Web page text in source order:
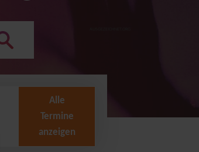
Alle
Termine
anzeigen